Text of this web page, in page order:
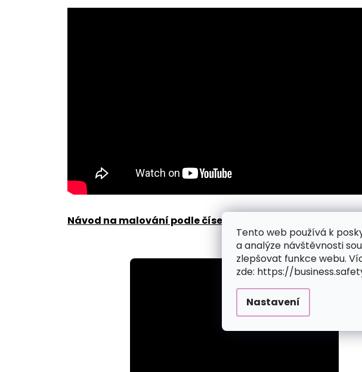
Tento web používá k
a analýze návštěvnosti
zlepšovat funkce webu.
zde: https://
Nastavení
Návod na malování podle čísel zde